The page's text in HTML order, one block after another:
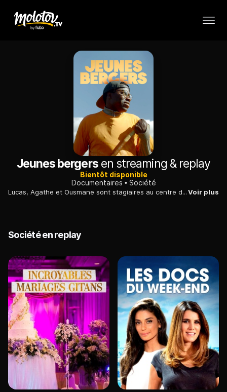
Jeunes bergersen streaming & replay
Bientôt disponible
Documentaires
Société
Lucas, Agathe et Ousmane sont stagiaires au centre de formation du Merle, à Salon de Provence, où ils apprennent les techniques et savoirs des bergers.Voir plus
Société en replay